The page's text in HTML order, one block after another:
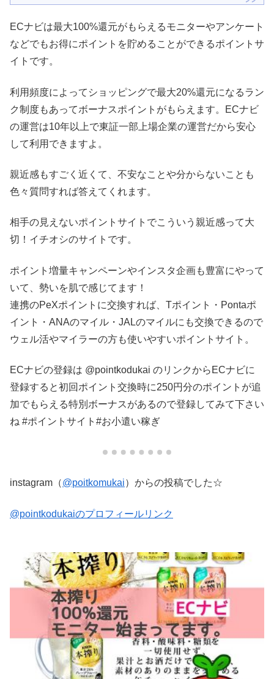
ECナビは最大100%還元がもらえるモニターやアンケート
などでもお得にポイントを貯めることができるポイントサ
イトです。
利用頻度によってショッピングで最大20%還元になるラン
ク制度もあってボーナスポイントがもらえます。ECナビ
の運営は10年以上で東証一部上場企業の運営だから安心
して利用できますよ。
親近感もすごく近くて、不安なことや分からないことも
色々質問すれば答えてくれます。
相手の見えないポイントサイトでこういう親近感って大
切！イチオシのサイトです。
ポイント増量キャンペーンやインスタ企画も豊富にやって
いて、勢いを肌で感じてます！
連携のPeXポイントに交換すれば、Tポイント・Pontaポ
イント・ANAのマイル・JALのマイルにも交換できるので
ウェル活やマイラーの方も使いやすいポイントサイト。
ECナビの登録は @pointkodukai のリンクからECナビに
登録すると初回ポイント交換時に250円分のポイントが追
加でもらえる特別ボーナスがあるので登録してみて下さい
ね #ポイントサイト #お小遣い稼ぎ
instagram（@poitkomukai）からの投稿でした☆
@pointkodukaiのプロフィールリンク